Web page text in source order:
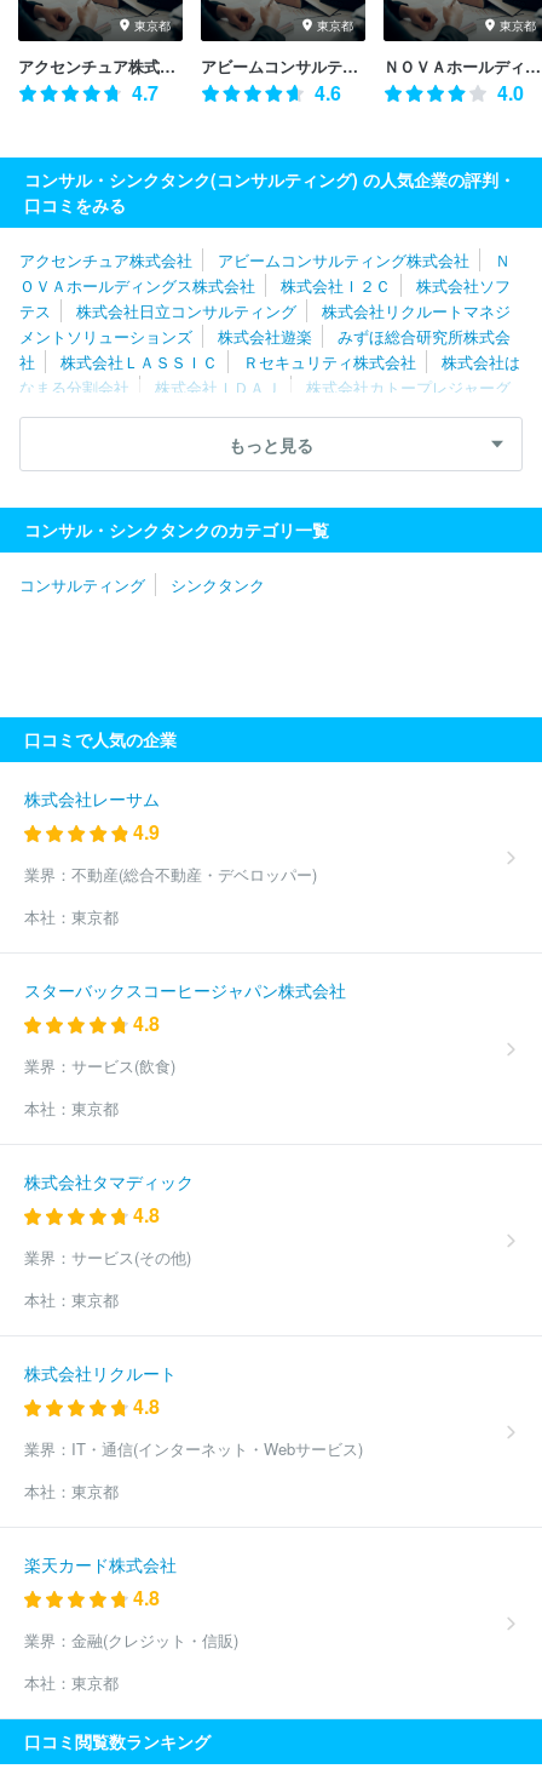
東京都
アクセンチュア株式会社
4.7
東京都
アビームコンサルティング株式会社
4.6
東京都
ＮＯＶＡホールディングス株式会社
4.0
コンサル・シンクタンク(コンサルティング) の人気企業の評判・
口コミをみる
アクセンチュア株式会社 アビームコンサルティング株式会社
Ｎ
ＯＶＡホールディングス株式会社
株式会社Ｉ２Ｃ
株式会社ソフ
テス
株式会社日立コンサルティング
株式会社リクルートマネジ
メントソリューションズ
株式会社遊楽
みずほ総合研究所株式会
社
株式会社ＬＡＳＳＩＣ Ｒセキュリティ株式会社
株式会社は
なまる分割会社
株式会社ＩＤＡＪ
株式会社カトープレジャーグ
ループ
ＲＥＸＴ Ｈｏｌｄｉｎｇｓ株式会社
株式会社日本能率
フロンティア・マネジメント株式会社
山
田コンサルティンググループ株式会社
会
株式会社シップ ＭＥＴＡＴＥＡＭ株式会社
株式会社ブラヴ
ィッシモ
株式会社船井総研サプライチェーンコンサルティング
ング株式会社
ｊ．ｕｎｉｏｎ株式会社
もっと見る
コンサル・シンクタンクのカテゴリ一覧
コンサルティング シンクタンク
口コミで人気の企業
株式会社レーサム
4.9
業界： 不動産(総合不動産・デベロッパー)
本社： 東京都
スターバックスコーヒージャパン株式会社
4.8
業界： サービス(飲食)
本社： 東京都
株式会社タマディック
4.8
業界： サービス(その他)
本社： 東京都
株式会社リクルート
4.8
業界： IT・通信(インターネット・Webサービス)
本社： 東京都
楽天カード株式会社
4.8
業界： 金融(クレジット・信販)
本社： 東京都
口コミ閲覧数ランキング